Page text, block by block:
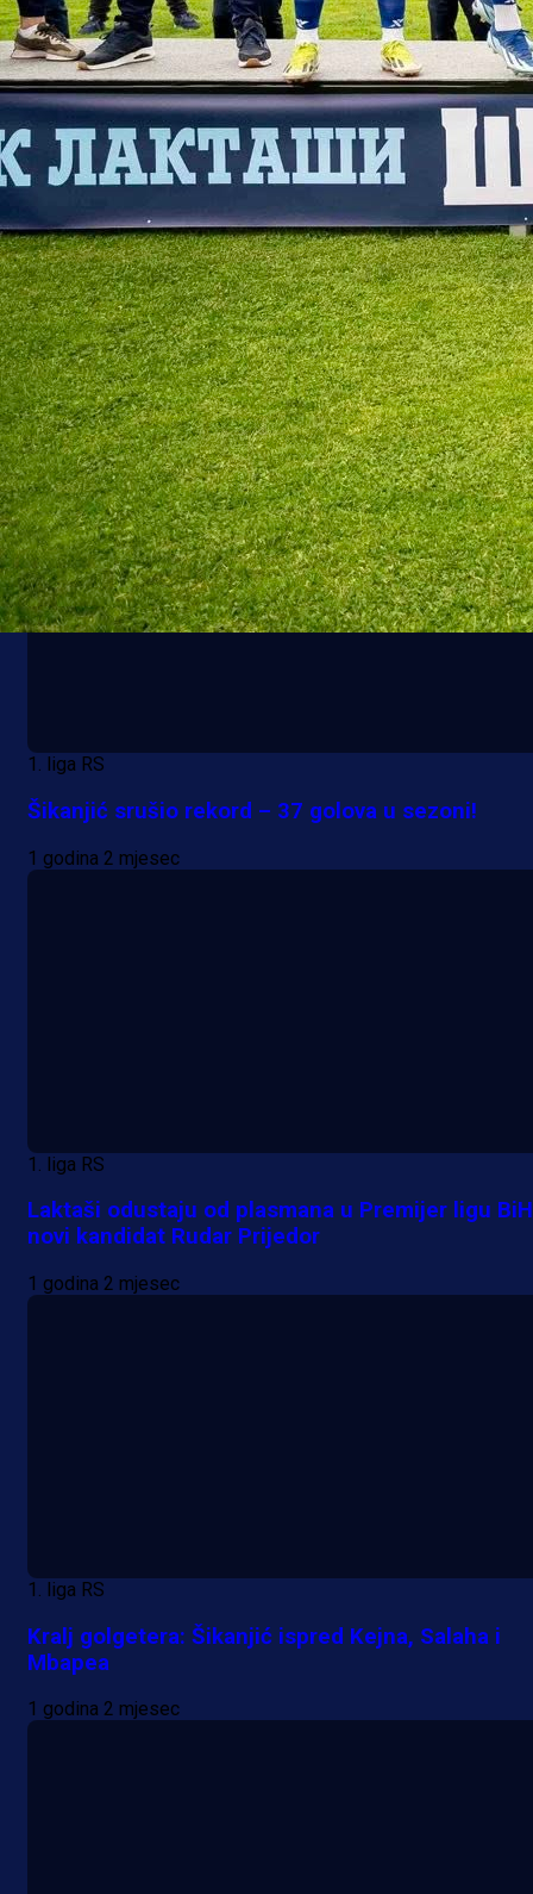
1 godina 1 mjesec
1. liga RS
Laktaši potvrdili ono što se nagađalo: Neće u
ELITNI rang bh. fudbala
1 godina 2 mjesec
1. liga RS
Šikanjić srušio rekord – 37 golova u sezoni!
1 godina 2 mjesec
1. liga RS
Laktaši odustaju od plasmana u Premijer ligu
novi kandidat Rudar Prijedor
1 godina 2 mjesec
1. liga RS
Kralj golgetera: Šikanjić ispred Kejna, Salaha i
Mbapea
1 godina 2 mjesec